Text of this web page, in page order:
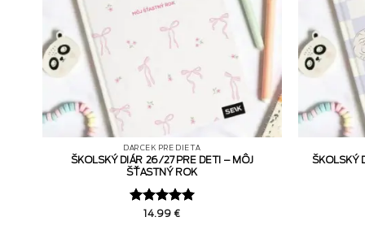
DARČEK PRE DIEŤA
ŠKOLSKÝ DIÁR 26/27 PRE DETI – MÔJ
ŠŤASTNÝ ROK
Hodnotenie
14.99€
ŠKOLSKÝ